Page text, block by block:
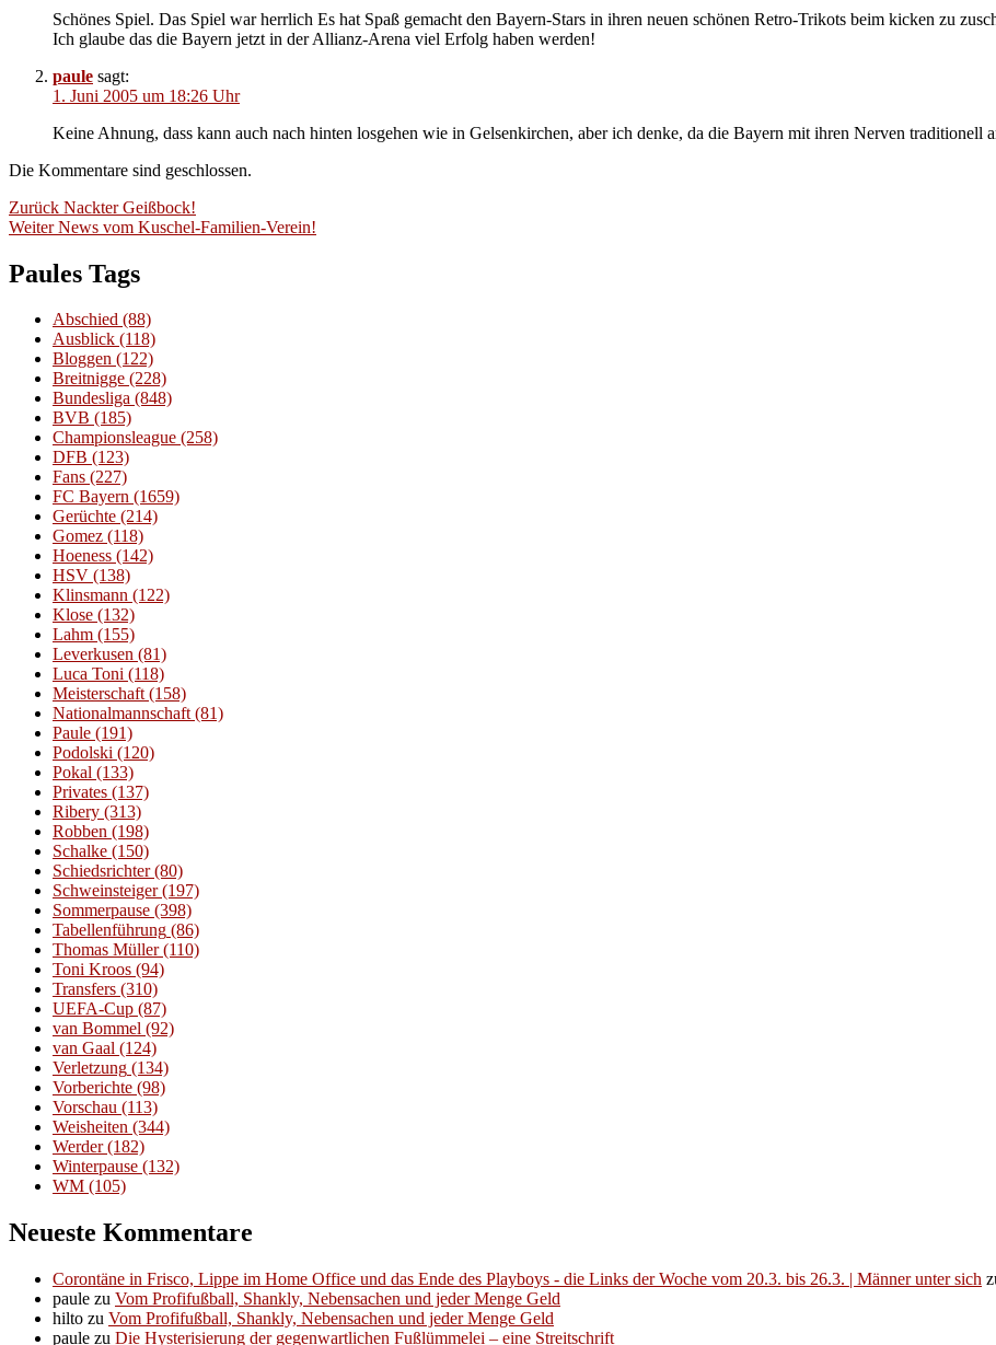
Schönes Spiel. Das Spiel war herrlich Es hat Spaß gemacht den Bayern-Stars in ihren neuen schönen Retro-Trikots beim kicken zu
Ich glaube das die Bayern jetzt in der Allianz-Arena viel Erfolg haben werden!
paule sagt:
1. Juni 2005 um 18:26 Uhr
Keine Ahnung, dass kann auch nach hinten losgehen wie in Gelsenkirchen, aber ich denke, da die Bayern mit ihren Nerven traditionell
Die Kommentare sind geschlossen.
Beitragsnavigation
Zurück Vorheriger
Beitrag:
Nackter Geißbock!
Weiter Nächster
News vom Kuschel-Familien-Verein!
Paules Tags
Abschied (88)
Ausblick (118)
Bloggen (122)
Breitnigge (228)
Bundesliga (848)
BVB (185)
Championsleague (258)
DFB (123)
Fans (227)
FC Bayern (1659)
Gerüchte (214)
Gomez (118)
Hoeness (142)
HSV (138)
Klinsmann (122)
Klose (132)
Lahm (155)
Leverkusen (81)
Luca Toni (118)
Meisterschaft(158)
Nationalmannschaft(81)
Paule (191)
Podolski (120)
Pokal (133)
Privates (137)
Ribery (313)
Robben (198)
Schalke (150)
Schiedsrichter(80)
Schweinsteiger(197)
Sommerpause (398)
Tabellenführung (86)
Thomas Müller(110)
Toni Kroos (94)
Transfers (310)
UEFA-Cup (87)
van Bommel (92)
van Gaal (124)
Verletzung (134)
Vorberichte (98)
Vorschau (113)
Weisheiten (344)
Werder(182)
Winterpause (132)
WM (105)
Neueste Kommentare
Corontäne in Frisco, Lippe im Home Office und das Ende des Playboys - die Links der Woche vom 20.3. bis 26.3. | Männer unter sich
paule zu Vom Profifußball, Shankly, Nebensachen und jeder Menge Geld
hilto zu Vom Profifußball, Shankly, Nebensachen und jeder Menge Geld
paule zu Die Hysterisierung der gegenwartlichen Fußlümmelei – eine Streitschrift